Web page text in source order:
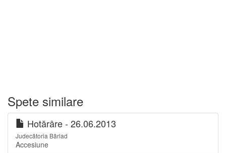
Spete similare
Hotărâre - 26.06.2013
Judecătoria Bârlad
Accesiune